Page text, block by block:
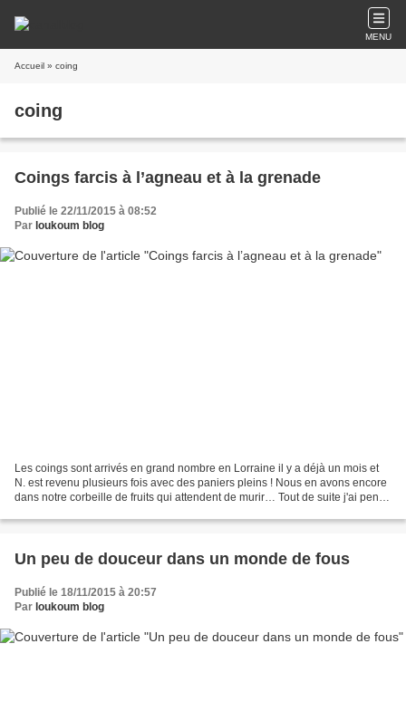
MENU
Accueil » coing
coing
Coings farcis à l’agneau et à la grenade
Publié le 22/11/2015 à 08:52
Par loukoum blog
Les coings sont arrivés en grand nombre en Lorraine il y a déjà un mois et
N. est revenu plusieurs fois avec des paniers pleins ! Nous en avons encore
dans notre corbeille de fruits qui attendent de murir… Tout de suite j'ai pensé
Un peu de douceur dans un monde de fous
Publié le 18/11/2015 à 20:57
Par loukoum blog